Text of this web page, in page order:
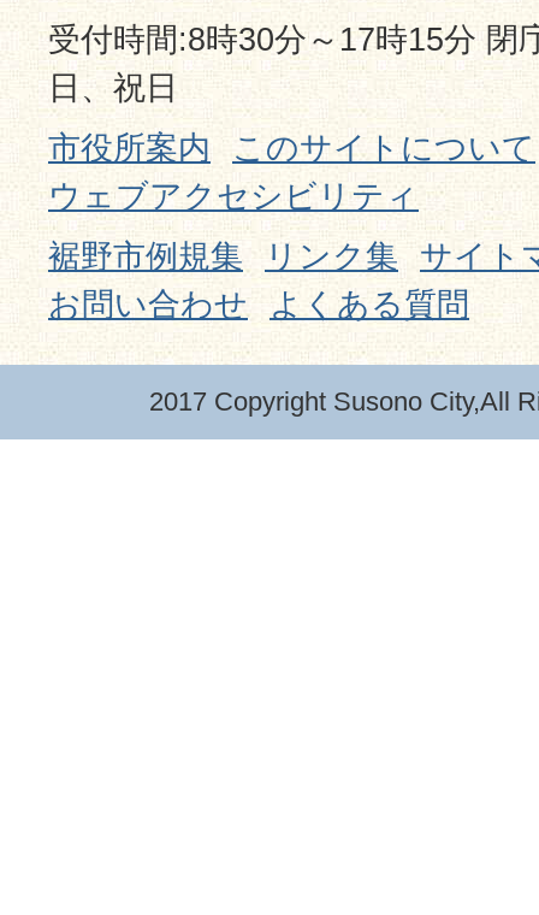
受付時間:8時30分～17時15分 閉
日、祝日
市役所案内
このサイトについて
ウェブアクセシビリティ
裾野市例規集
リンク集
サイト
お問い合わせ
よくある質問
2017 Copyright Susono City,All